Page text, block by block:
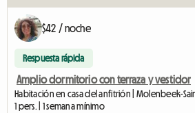
$42 / noche
Respuesta rápida
Amplio dormitorio con terraza y vestidor
Habitación en casa del anfitrión | Molenbeek-
1 pers. | 1 semana mínimo